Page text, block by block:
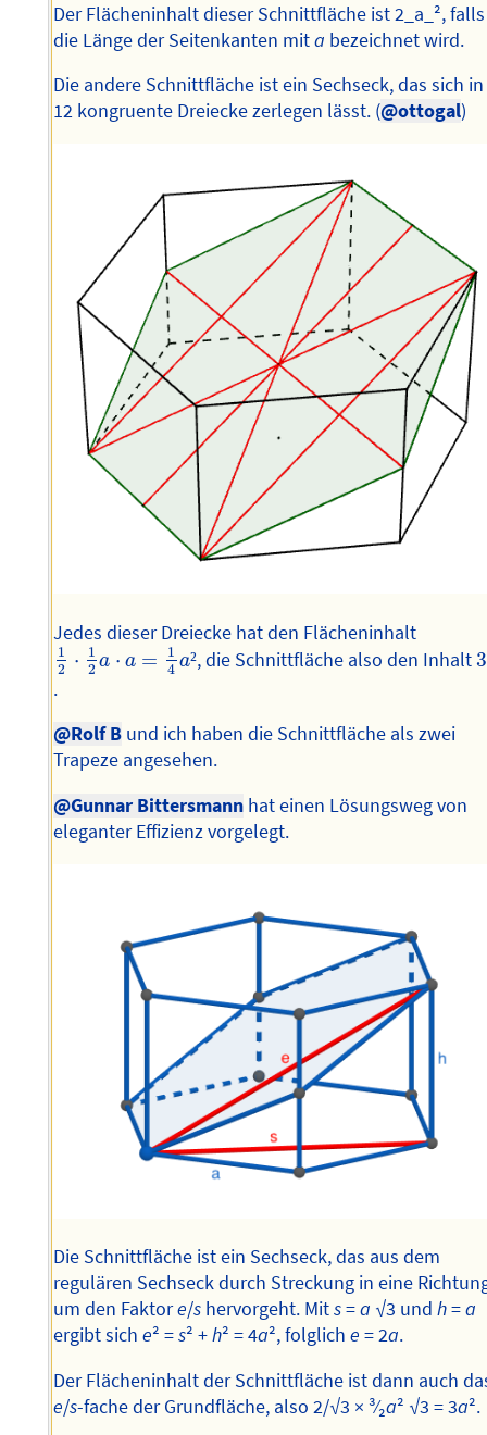
Der Flächeninhalt dieser Schnittfläche ist 2_a_², falls
die Länge der Seitenkanten mita bezeichnet wird.
Die andere Schnittfläche ist ein Sechseck, das sich in
12 kongruente Dreiecke zerlegen lässt. (@ottogal)
Jedes dieser Dreiecke hat den Flächeninhalt
1
2 ⋅
1
2 a ⋅ a =
1
4 a²
12⋅12a⋅a=14 a² , die Schnittfläche also den Inhalt3
3
.
@Rolf B und ich haben die Schnittfläche als zwei
Trapeze angesehen.
@Gunnar Bittersmann hat einen Lösungsweg von
eleganter Effizienz vorgelegt.
Die Schnittfläche ist ein Sechseck, das aus dem
regulären Sechseck durch Streckung in eine
um den Faktore/s hervorgeht. Mits=a √3 undh=a
ergibt siche² =s² +h² = 4a², folgliche = 2a.
Der Flächeninhalt der Schnittfläche ist dann auch
e/s-fache der Grundfläche, also 2/√3 × ³⁄₂a² √3 = 3a².